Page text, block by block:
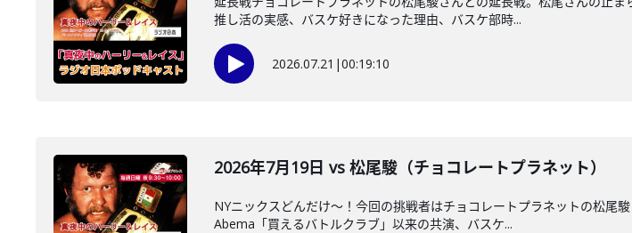
推し活の実感、バスケ好きになった理由、バスケ部時...
2026.07.21 |00:19:10
2026年7月19日 vs 松尾駿（チョコレートプラネット）
NYニックスどんだけ～！今回の挑戦者はチョコレートプラネットの松尾
Abema「買えるバトルクラブ」以来の共演、バスケ...